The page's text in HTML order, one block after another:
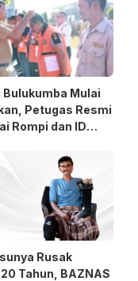
Bulukumba Mulai
Petugas Resmi
Rompi dan ID
Rusak
Tahun, BAZNAS